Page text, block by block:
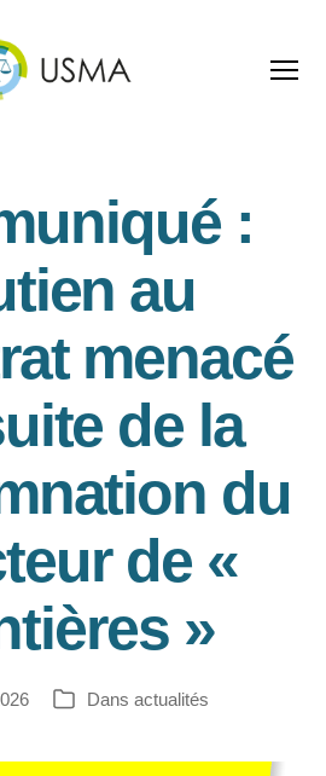
:
au
menacé
de la
du
de «
»
Catégories
Dans actualités